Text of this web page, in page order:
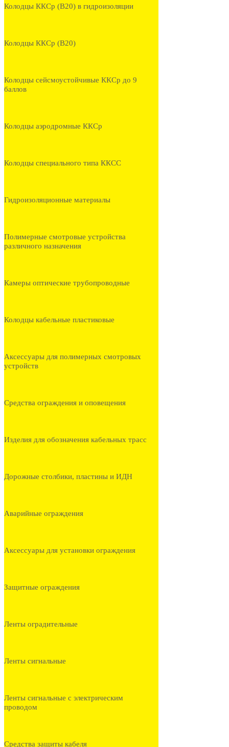
Колодцы ККСр (В20) в гидроизоляции
Колодцы ККСр (В20)
Колодцы сейсмоустойчивые ККСр до 9
баллов
Колодцы аэродромные ККСр
Колодцы специального типа ККСС
Гидроизоляционные материалы
Полимерные смотровые устройства
различного назначения
Камеры оптические трубопроводные
Колодцы кабельные пластиковые
Аксессуары для полимерных смотровых
устройств
Средства ограждения и оповещения
Изделия для обозначения кабельных трасс
Дорожные столбики, пластины и ИДН
Аварийные ограждения
Аксессуары для установки ограждения
Защитные ограждения
Ленты оградительные
Ленты сигнальные
Ленты сигнальные с электрическим
проводом
Средства защиты кабеля